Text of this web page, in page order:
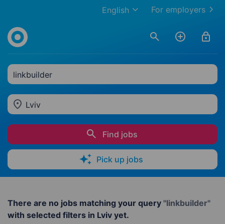
For employers
English
linkbuilder
Lviv
Find jobs
Pick up jobs
There are no jobs matching your query "linkbuilder"
with selected filters in Lviv yet.